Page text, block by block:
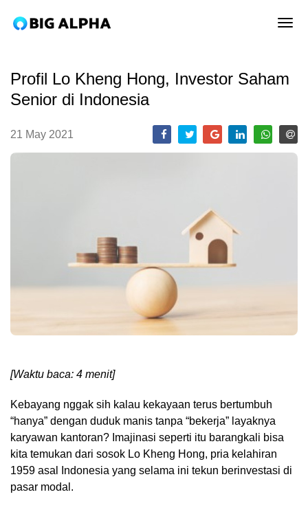
Profil Lo Kheng Hong, Investor Saham
Senior di Indonesia
21 May 2021
[Waktu baca: 4 menit]
Kebayang nggak sih kalau kekayaan terus bertumbuh
“hanya” dengan duduk manis tanpa “bekerja” layaknya
karyawan kantoran? Imajinasi seperti itu barangkali bisa
kita temukan dari sosok Lo Kheng Hong, pria kelahiran
1959 asal Indonesia yang selama ini tekun berinvestasi di
pasar modal.